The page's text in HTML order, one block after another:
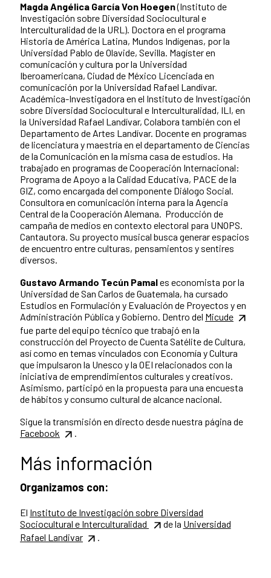
Magda Angélica García Von Hoegen(Instituto de
Investigación sobre Diversidad Sociocultural e
Interculturalidad de la URL). Doctora en el programa
Historia de América Latina, Mundos Indígenas, por la
Universidad Pablo de Olavide, Sevilla. Magíster en
comunicación y cultura por la Universidad
Iberoamericana, Ciudad de México Licenciada en
comunicación por la Universidad Rafael Landívar.
Académica-Investigadora en el Instituto de Investigación
sobre Diversidad Sociocultural e Interculturalidad, ILI, en
la Universidad Rafael Landívar, Colabora también con el
Departamento de Artes Landívar. Docente en programas
de licenciatura y maestría en el departamento de Ciencias
de la Comunicación en la misma casa de estudios. Ha
trabajado en programas de Cooperación Internacional:
Programa de Apoyo a la Calidad Educativa, PACE de la
GIZ, como encargada del componente Diálogo Social.
Consultora en comunicación interna para la Agencia
Central de la Cooperación Alemana. Producción de
campaña de medios en contexto electoral para UNOPS.
Cantautora. Su proyecto musical busca generar espacios
de encuentro entre culturas, pensamientos y sentires
diversos.
Gustavo Armando Tecún Pamales economista por la
Universidad de San Carlos de Guatemala, ha cursado
Estudios en Formulación y Evaluación de Proyectos y en
Administración Pública y Gobierno. Dentro del Micude
fue parte del equipo técnico que trabajó en la
construcción del Proyecto de Cuenta Satélite de Cultura,
así como en temas vinculados con Economía y Cultura
que impulsaron la Unesco y la OEI relacionados con la
iniciativa de emprendimientos culturales y creativos.
Asimismo, participó en la propuesta para una encuesta
de hábitos y consumo cultural de alcance nacional.
Sigue la transmisión en directo desde nuestra página de
Facebook
.
Más información
Organizamos con:
El Instituto de Investigación sobre Diversidad
Sociocultural e Interculturalidad
de la Universidad
Rafael Landivar
.